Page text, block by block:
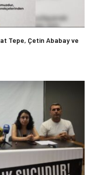
Tepe, Çetin Ababay ve